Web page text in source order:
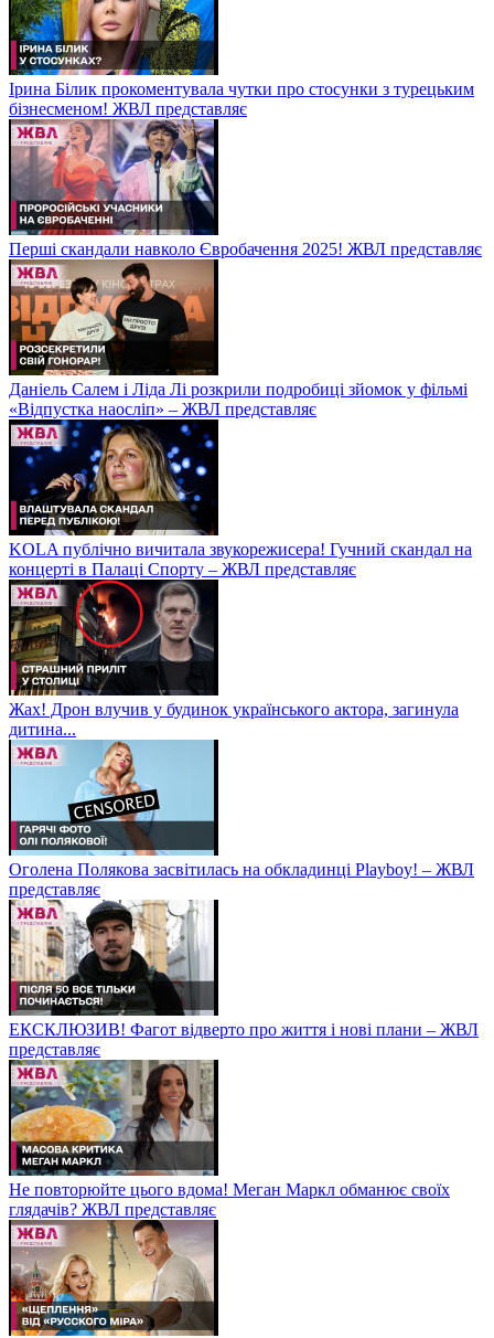
Ірина Білик прокоментувала чутки про стосунки з турецьким
бізнесменом! ЖВЛ представляє
Перші скандали навколо Євробачення 2025! ЖВЛ представляє
Даніель Салем і Ліда Лі розкрили подробиці зйомок у фільмі
«Відпустка наосліп» – ЖВЛ представляє
KOLA публічно вичитала звукорежисера! Гучний скандал на
концерті в Палаці Спорту – ЖВЛ представляє
Жах! Дрон влучив у будинок українського актора, загинула
дитина...
Оголена Полякова засвітилась на обкладинці Playboy! – ЖВЛ
представляє
ЕКСКЛЮЗИВ! Фагот відверто про життя і нові плани – ЖВЛ
представляє
Не повторюйте цього вдома! Меган Маркл обманює своїх
глядачів? ЖВЛ представляє